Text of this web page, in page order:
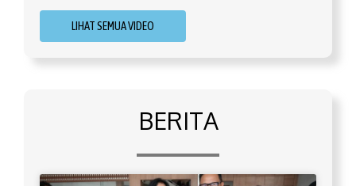
LIHAT SEMUA VIDEO
BERITA